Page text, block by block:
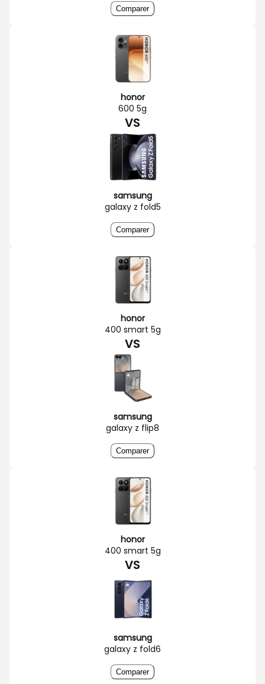
Comparer
honor
600 5g
VS
samsung
galaxy z fold5
Comparer
honor
400 smart 5g
VS
samsung
galaxy z flip8
Comparer
honor
400 smart 5g
VS
samsung
galaxy z fold6
Comparer